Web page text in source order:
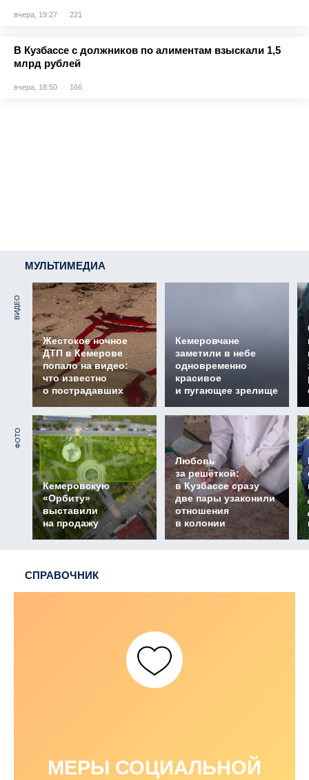
вчера, 19:27 221
В Кузбассе с должников по алиментам взыскали 1,5
млрд рублей
вчера, 18:50 166
МУЛЬТИМЕДИА
ВИДЕО
Жестокое ночное
ДТП в Кемерове
попало на видео:
что известно
о пострадавших
Кемеровчане
заметили в небе
одновременно
красивое
и пугающее зрелище
ФОТО
Кемеровскую
«Орбиту»
выставили
на продажу
Любовь
за решёткой:
в Кузбассе сразу
две пары узаконили
отношения
в колонии
СПРАВОЧНИК
МЕРЫ СОЦИАЛЬНОЙ